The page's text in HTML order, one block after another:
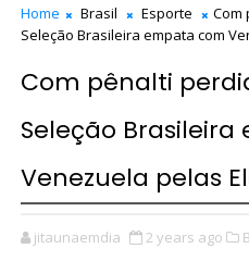
Home Brasil Esporte
Com
Seleção Brasileira empata com
Com pênalti
Seleção
Venezuela pelas
jitaunaemdia 2 years ago